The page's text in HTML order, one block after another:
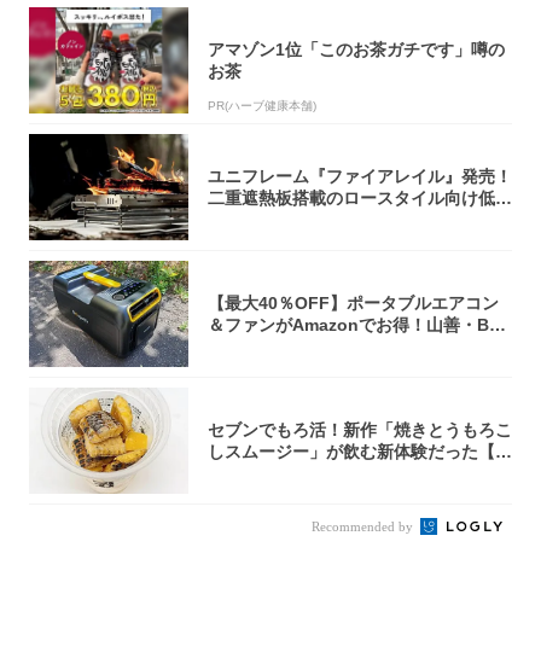
アマゾン1位「このお茶ガチです」噂の
お茶
PR(ハーブ健康本舗)
ユニフレーム『ファイアレイル』発売！
二重遮熱板搭載のロースタイル向け低型
【最大40％OFF】ポータブルエアコン
＆ファンがAmazonでお得！山善・Bo
セブンでもろ活！新作「焼きとうもろこ
しスムージー」が飲む新体験だった【東
Recommended by